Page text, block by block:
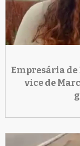
Empresária
vice de